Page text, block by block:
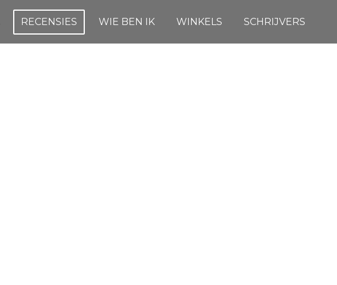
RECENSIES WIE BEN IK WINKELS SCHRIJVERS